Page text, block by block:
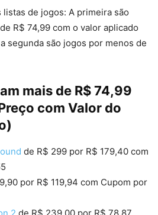
listas de jogos: A primeira são
R$ 74,99 com o valor aplicado
segunda são jogos por menos de
mais de R$ 74,99
com Valor do
de R$ 299 por R$ 179,40 com
por R$ 119,94 com Cupom por